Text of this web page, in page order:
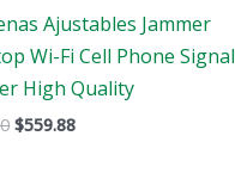
Ajustables Jammer
Wi-Fi Cell Phone Signal
High Quality
$559.88